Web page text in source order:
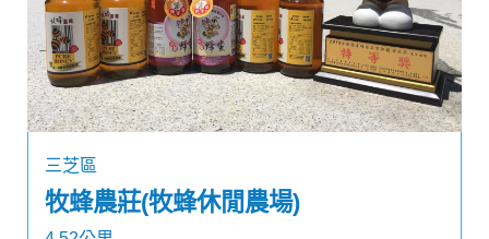
三芝區
牧蜂農莊(牧蜂休閒農場)